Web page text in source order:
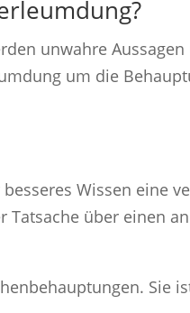
unwahre
um die
Wissen eine
über einen
Sie